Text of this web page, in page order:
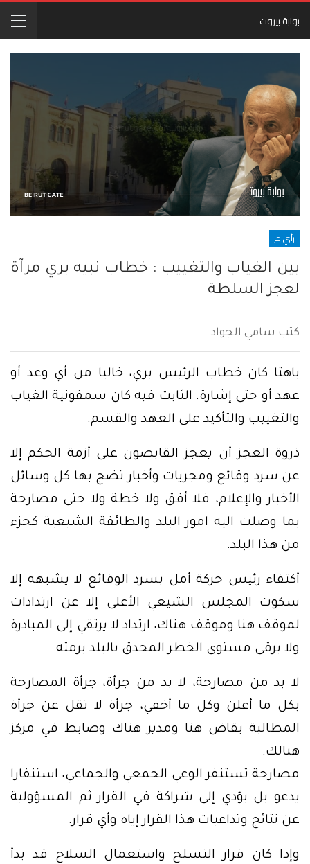
بوابة بيروت
رأي حر
بين الغياب والتغييب : خطاب نبيه بري مرآة
لعجز السلطة
كتب سامي الجواد
باهتا كان خطاب الرئيس بري، خاليا من أي وعد أو
عهد أو حتى إشارة. الثابت فيه كان سمفونية الغياب
والتغييب والتأكيد على العهد والقسم.
ذروة العجز أن يعجز القابضون على أزمة الحكم إلا
عن سرد وقائع ومجريات وأخبار تضج بها كل وسائل
الأخبار والإعلام، فلا أفق ولا خطة ولا حتى مصارحة
بما وصلت اليه امور البلد والطائفة الشيعية كجزء
من هذا البلد.
أكتفاء رئيس حركة أمل بسرد الوقائع لا يشبهه إلا
سكوت المجلس الشيعي الأعلى إلا عن ارتدادات
لموقف هنا وموقف هناك، ارتداد لا يرتقي إلى المبادرة
ولا يرقى مستوى الخطر المحدق بالبلد برمته.
لا بد من مصارحة، لا بد من جرأة، جرأة المصارحة
بكل ما أعلن وكل ما أخفي، جرأة لا تقل عن جرأة
المطالبة بقاض هنا ومدير هناك وضابط في مركز
هنالك.
مصارحة تستنفر الوعي الجمعي والجماعي، استنفارا
يدعو بل يؤدي إلى شراكة في القرار ثم المسؤولية
عن نتائج وتداعيات هذا القرار إياه وأي قرار.
وإذا كان قرار التسلح واستعمال السلاح قد بدأ